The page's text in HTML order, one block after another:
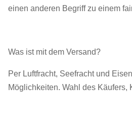
einen anderen Begriff zu einem
Was ist mit dem Versand?
Per Luftfracht, Seefracht und
Möglichkeiten. Wahl des Käufers,